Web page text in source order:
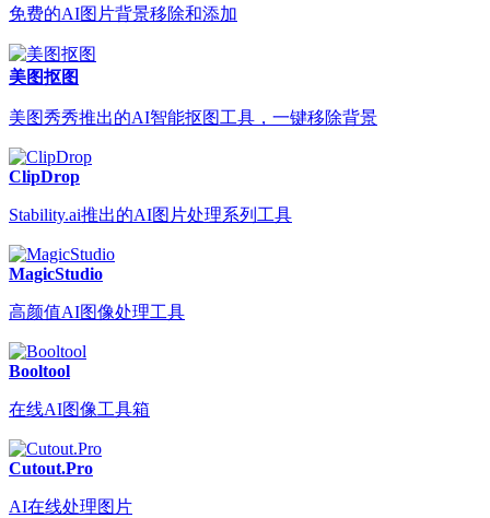
免费的AI图片背景移除和添加
美图抠图
美图秀秀推出的AI智能抠图工具，一键移除背景
ClipDrop
Stability.ai推出的AI图片处理系列工具
MagicStudio
高颜值AI图像处理工具
Booltool
在线AI图像工具箱
Cutout.Pro
AI在线处理图片